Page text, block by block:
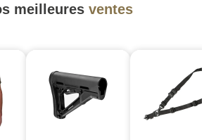
meilleures ventes